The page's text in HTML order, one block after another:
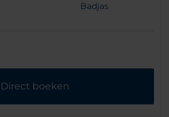
Badjas
Direct boeken